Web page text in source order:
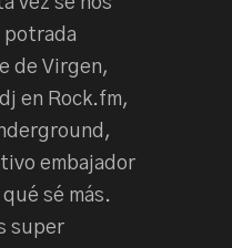
potrada
de Virgen,
en Rock.fm,
embajador
sé más.
super